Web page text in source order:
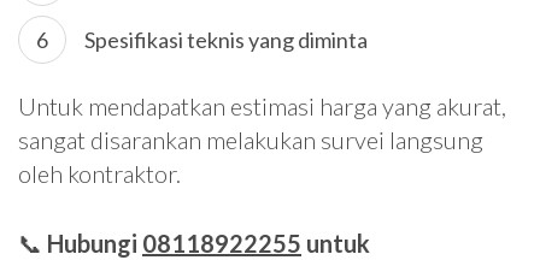
Spesifikasi teknis yang diminta
Untuk mendapatkan estimasi harga yang akurat,
sangat disarankan melakukan survei langsung
oleh kontraktor.
📞 Hubungi 08118922255 untuk